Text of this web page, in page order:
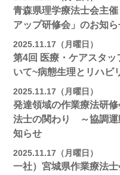
青森県理学療法士会主
アップ研修会」のお知ら
2025.11.17（月曜日）
第4回 医療・ケアスタ
いて~病態生理とリハビ
2025.11.17（月曜日）
発達領域の作業療法研
法士の関わり ～協調運
知らせ
2025.11.17（月曜日）
一社）宮城県作業療法